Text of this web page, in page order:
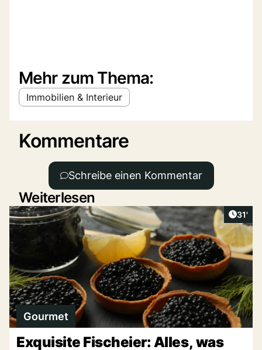
Mehr zum Thema:
Immobilien & Interieur
Kommentare
Schreibe einen Kommentar
Weiterlesen
31'
Gourmet
Exquisite Fischeier: Alles, was